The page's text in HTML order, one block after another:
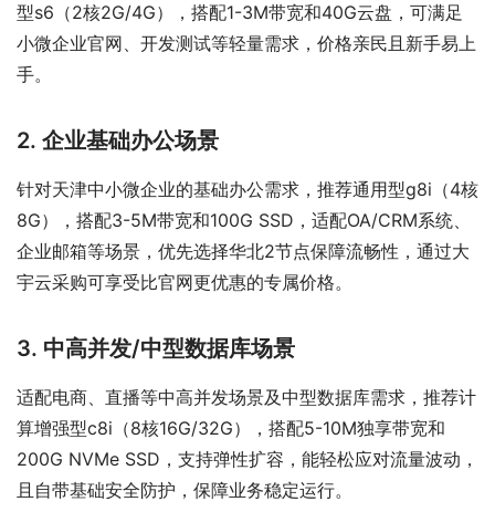
型s6（2核2G/4G），搭配1-3M带宽和40G云盘，可满足
小微企业官网、开发测试等轻量需求，价格亲民且新手易上
手。
2. 企业基础办公场景
针对天津中小微企业的基础办公需求，推荐通用型g8i（4核
8G），搭配3-5M带宽和100G SSD，适配OA/CRM系统、
企业邮箱等场景，优先选择华北2节点保障流畅性，通过大
宇云采购可享受比官网更优惠的专属价格。
3. 中高并发/中型数据库场景
适配电商、直播等中高并发场景及中型数据库需求，推荐计
算增强型c8i（8核16G/32G），搭配5-10M独享带宽和
200G NVMe SSD，支持弹性扩容，能轻松应对流量波动，
且自带基础安全防护，保障业务稳定运行。